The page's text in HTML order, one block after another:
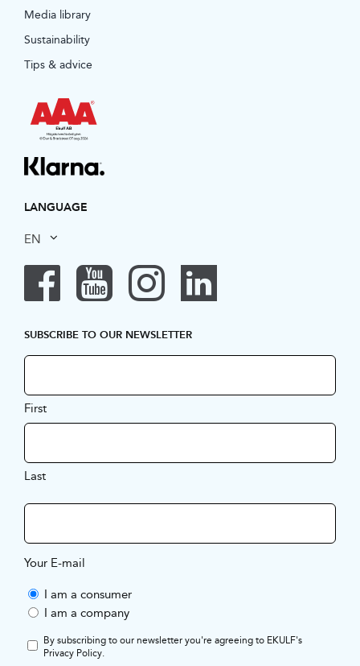
Media library
Sustainability
Tips & advice
LANGUAGE
EN
SUBSCRIBE TO OUR NEWSLETTER
First
Last
Your E-mail
I am a consumer
I am a company
By subscribing to our newsletter you're agreeing to EKULF's
Privacy Policy.